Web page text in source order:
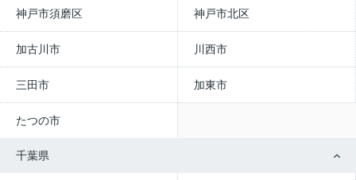
神戸市須磨区 神戸市北区
加古川市 川西市
三田市 加東市
たつの市
千葉県